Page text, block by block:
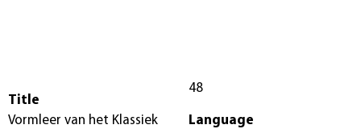
Title
Vormleer van het Klassiek
48
Language